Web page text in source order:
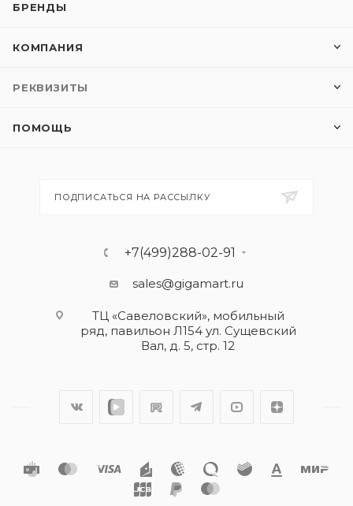
БРЕНДЫ
КОМПАНИЯ
РЕКВИЗИТЫ
ПОМОЩЬ
ПОДПИСАТЬСЯ НА РАССЫЛКУ
+7(499)288-02-91
sales@gigamart.ru
ТЦ «Савеловский», мобильный
ряд, павильон Л154 ул. Сущевский
Вал, д. 5, стр. 12